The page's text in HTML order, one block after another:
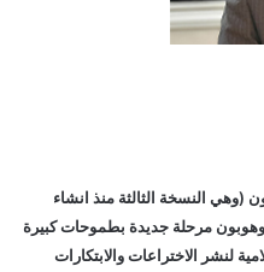
(وهي النسخة الثالثة منذ انشاء
مشروع موهوبون مرحلة جديدة بطموحات كبيرة
لنشر الاختراعات والابتكارات